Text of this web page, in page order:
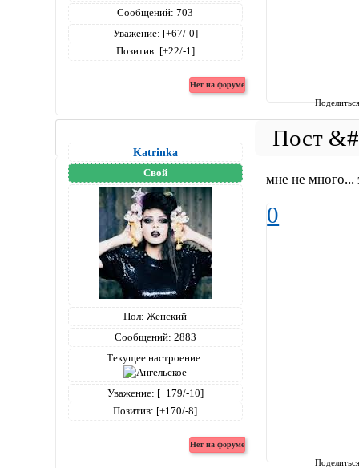
Сообщений: 703
Уважение: [+67/-0]
Позитив: [+22/-1]
Katrinka
Свой
Пол: Женский
Сообщений: 2883
Текущее настроение:
Уважение: [+179/-10]
Позитив: [+170/-8]
мне не много...
0